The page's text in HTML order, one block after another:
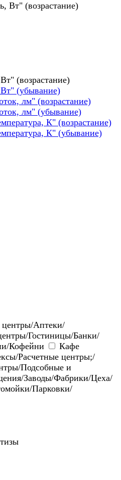
Вт" (возрастание)
(возрастание)
(убывание)
лм" (возрастание)
лм" (убывание)
К" (возрастание)
К" (убывание)
Аптеки/
Гостиницы/Банки/
Кофейни
Кафе
Расчетные центры;/
Подсобные и
Заводы/Фабрики/Цеха/
Парковки/